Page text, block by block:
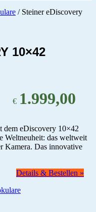
/ Steiner eDiscovery
10×42
€ 1.999,00
dem eDiscovery 10×42
Weltneuheit: das weltweit
Kamera. Das innovative
Details & Bestellen »